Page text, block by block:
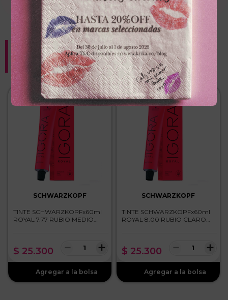
AGREGA UNO DE
NUESTROS PRODUCTOS
SCHWARZKOPF
TINTE SCHWARZKOPFx60ml
ROYAL 7.77 RUBIO MEDIO
$ 25.300 ＋
－
SCHWARZKOPF
TINTE SCHWARZKOPFx60ml
ROYAL 8.00 RUBIO CLARO
$ 25.300 ＋
－